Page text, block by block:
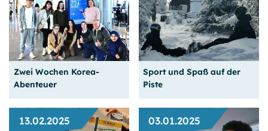
Neue Inspirationen zum
Schuljahresende
Weiterlesen
Erste Treffen unserer
Alumni
Weiterlesen
Zwei Wochen Korea-
Abenteuer
Sport und Spaß auf der
Piste
13.02.2025 03.01.2025